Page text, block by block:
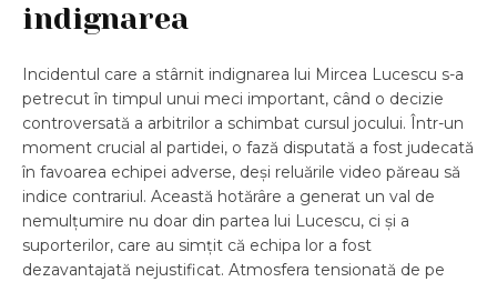
indignarea
Incidentul care a stârnit indignarea lui Mircea Lucescu s-a
petrecut în timpul unui meci important, când o decizie
controversată a arbitrilor a schimbat cursul jocului. Într-un
moment crucial al partidei, o fază disputată a fost judecată
în favoarea echipei adverse, deși reluările video păreau să
indice contrariul. Această hotărâre a generat un val de
nemulțumire nu doar din partea lui Lucescu, ci și a
suporterilor, care au simțit că echipa lor a fost
dezavantajată nejustificat. Atmosfera tensionată de pe